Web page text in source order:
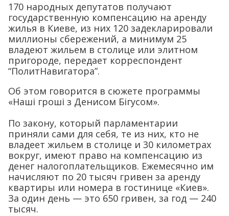
170 народных депутатов получают
государственную компенсацию на аренду
жилья в Киеве, из них 120 задекларировали
миллионы сбережений, а минимум 25
владеют жильем в столице или элитном
пригороде, передает корреспондент
“ПолитНавигатора”.
Об этом говорится в сюжете программы
«Наші гроші з Денисом Бігусом».
По закону, который парламентарии
приняли сами для себя, те из них, кто не
владеет жильем в столице и 30 километрах
вокруг, имеют право на компенсацию из
денег налогоплательщиков. Ежемесячно им
начисляют по 20 тысяч гривен за аренду
квартиры или номера в гостинице «Киев».
За один день — это 650 гривен, за год — 240
тысяч.